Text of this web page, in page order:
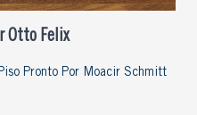
Otto Felix
Pronto Por Moacir Schmitt